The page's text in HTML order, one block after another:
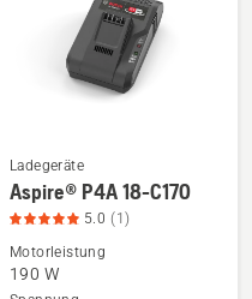
Mehr
Details
zu
Aspire®
P4A
Ladegeräte
Aspire® P4A 18-C170
5.0 (1)
Motorleistung
190 W